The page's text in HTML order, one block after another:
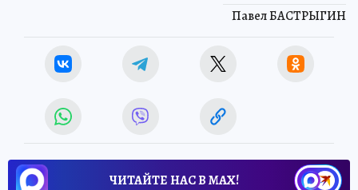
Павел БАСТРЫГИН
ЧИТАЙТЕ НАС В МАХ!